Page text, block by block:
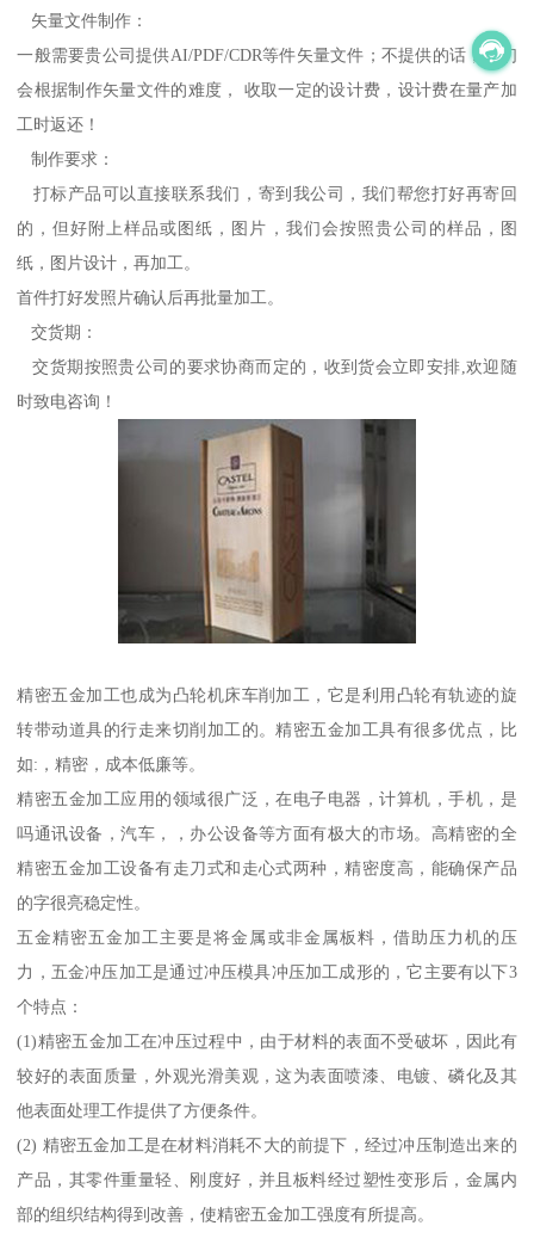
矢量文件制作：
一般需要贵公司提供AI/PDF/CDR等件矢量文件；不提供的话，我们
会根据制作矢量文件的难度， 收取一定的设计费，设计费在量产加
工时返还！
制作要求：
打标产品可以直接联系我们，寄到我公司，我们帮您打好再寄回
的，但好附上样品或图纸，图片，我们会按照贵公司的样品，图
纸，图片设计，再加工。
首件打好发照片确认后再批量加工。
交货期：
交货期按照贵公司的要求协商而定的，收到货会立即安排,欢迎随
时致电咨询！
精密五金加工也成为凸轮机床车削加工，它是利用凸轮有轨迹的旋
转带动道具的行走来切削加工的。精密五金加工具有很多优点，比
如:，精密，成本低廉等。
精密五金加工应用的领域很广泛，在电子电器，计算机，手机，是
吗通讯设备，汽车，，办公设备等方面有极大的市场。高精密的全
精密五金加工设备有走刀式和走心式两种，精密度高，能确保产品
的字很亮稳定性。
五金精密五金加工主要是将金属或非金属板料，借助压力机的压
力，五金冲压加工是通过冲压模具冲压加工成形的，它主要有以下3
个特点：
(1)精密五金加工在冲压过程中，由于材料的表面不受破坏，因此有
较好的表面质量，外观光滑美观，这为表面喷漆、电镀、磷化及其
他表面处理工作提供了方便条件。
(2) 精密五金加工是在材料消耗不大的前提下，经过冲压制造出来的
产品，其零件重量轻、刚度好，并且板料经过塑性变形后，金属内
部的组织结构得到改善，使精密五金加工强度有所提高。